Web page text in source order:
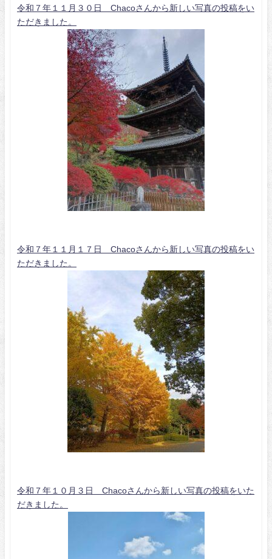
令和７年１１月３０日 Chacoさんから新しい写真の投稿をい
ただきました。
令和７年１１月１７日 Chacoさんから新しい写真の投稿をい
ただきました。
令和７年１０月３日 Chacoさんから新しい写真の投稿をいた
だきました。